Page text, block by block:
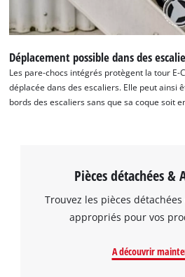
Déplacement possible dans des
Les pare-chocs intégrés protègent la tour E-
déplacée dans des escaliers. Elle peut ainsi
bords des escaliers sans que sa coque soit
Pièces détachées &
Trouvez les pièces
appropriés pour vos
A découvrir